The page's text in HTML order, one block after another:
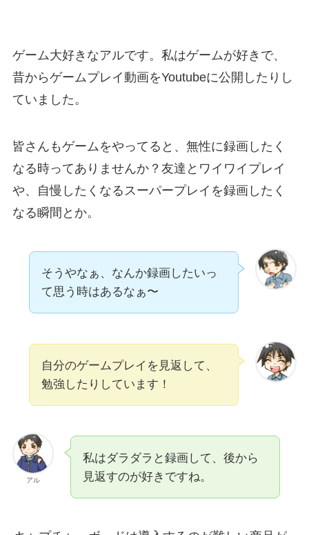
ゲーム大好きなアルです。私はゲームが好きで、
昔からゲームプレイ動画をYoutubeに公開したりし
ていました。
皆さんもゲームをやってると、無性に録画したく
なる時ってありませんか？友達とワイワイプレイ
や、自慢したくなるスーパープレイを録画したく
なる瞬間とか。
そうやなぁ、なんか録画したいっ
て思う時はあるなぁ〜
自分のゲームプレイを見返して、
勉強したりしています！
アル
私はダラダラと録画して、後から
見返すのが好きですね。